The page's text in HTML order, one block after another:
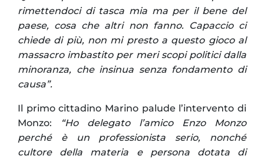
rimettendoci di tasca mia ma per il bene del
paese, cosa che altri non fanno. Capaccio ci
chiede di più, non mi presto a questo gioco al
massacro imbastito per meri scopi politici dalla
minoranza, che insinua senza fondamento di
causa”.
Il primo cittadino Marino palude l’intervento di
Monzo:
“Ho delegato l’amico Enzo Monzo
perché è un professionista serio, nonché
cultore della materia e persona dotata di